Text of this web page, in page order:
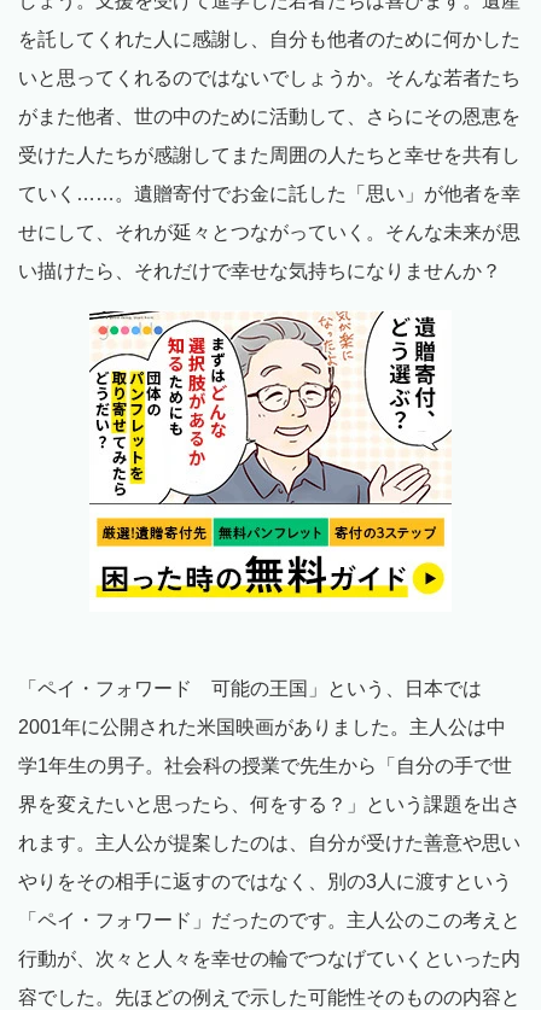
を託してくれた人に感謝し、自分も他者のために何かした
いと思ってくれるのではないでしょうか。そんな若者たち
がまた他者、世の中のために活動して、さらにその恩恵を
受けた人たちが感謝してまた周囲の人たちと幸せを共有し
ていく……。遺贈寄付でお金に託した「思い」が他者を幸
せにして、それが延々とつながっていく。そんな未来が思
い描けたら、それだけで幸せな気持ちになりませんか？
「ペイ・フォワード 可能の王国」という、日本では
2001年に公開された米国映画がありました。主人公は中
学1年生の男子。社会科の授業で先生から「自分の手で世
界を変えたいと思ったら、何をする？」という課題を出さ
れます。主人公が提案したのは、自分が受けた善意や思い
やりをその相手に返すのではなく、別の3人に渡すという
「ペイ・フォワード」だったのです。主人公のこの考えと
行動が、次々と人々を幸せの輪でつなげていくといった内
容でした。先ほどの例えで示した可能性そのものの内容と